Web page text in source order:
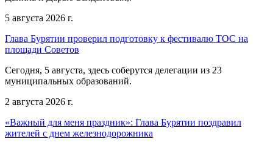
5 августа 2026 г.
Глава Бурятии проверил подготовку к фестивалю ТОС на
площади Советов
Сегодня, 5 августа, здесь соберутся делегации из 23
муниципальных образований.
2 августа 2026 г.
«Важный для меня праздник»: Глава Бурятии поздравил
жителей с днем железнодорожника